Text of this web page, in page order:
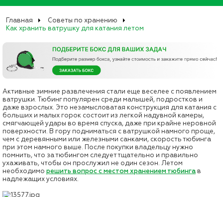
Главная
Советы по хранению
Как хранить ватрушку для катания летом
Активные зимние развлечения стали еще веселее с появлением
ватрушки. Тюбинг популярен среди малышей, подростков и
даже взрослых. Это незамысловатая конструкция для катания с
больших и малых горок состоит из легкой надувной камеры,
смягчающей удары во время спуска, даже при крайне неровной
поверхности. В гору подниматься с ватрушкой намного проще,
чем с деревянными или железными санками, скорость тюбинга
при этом намного выше. После покупки владельцу нужно
помнить, что за тюбингом следует тщательно и правильно
ухаживать, чтобы он прослужил не один сезон. Летом
необходимо решить вопрос с местом хранением тюбинга в
надлежащих условиях.